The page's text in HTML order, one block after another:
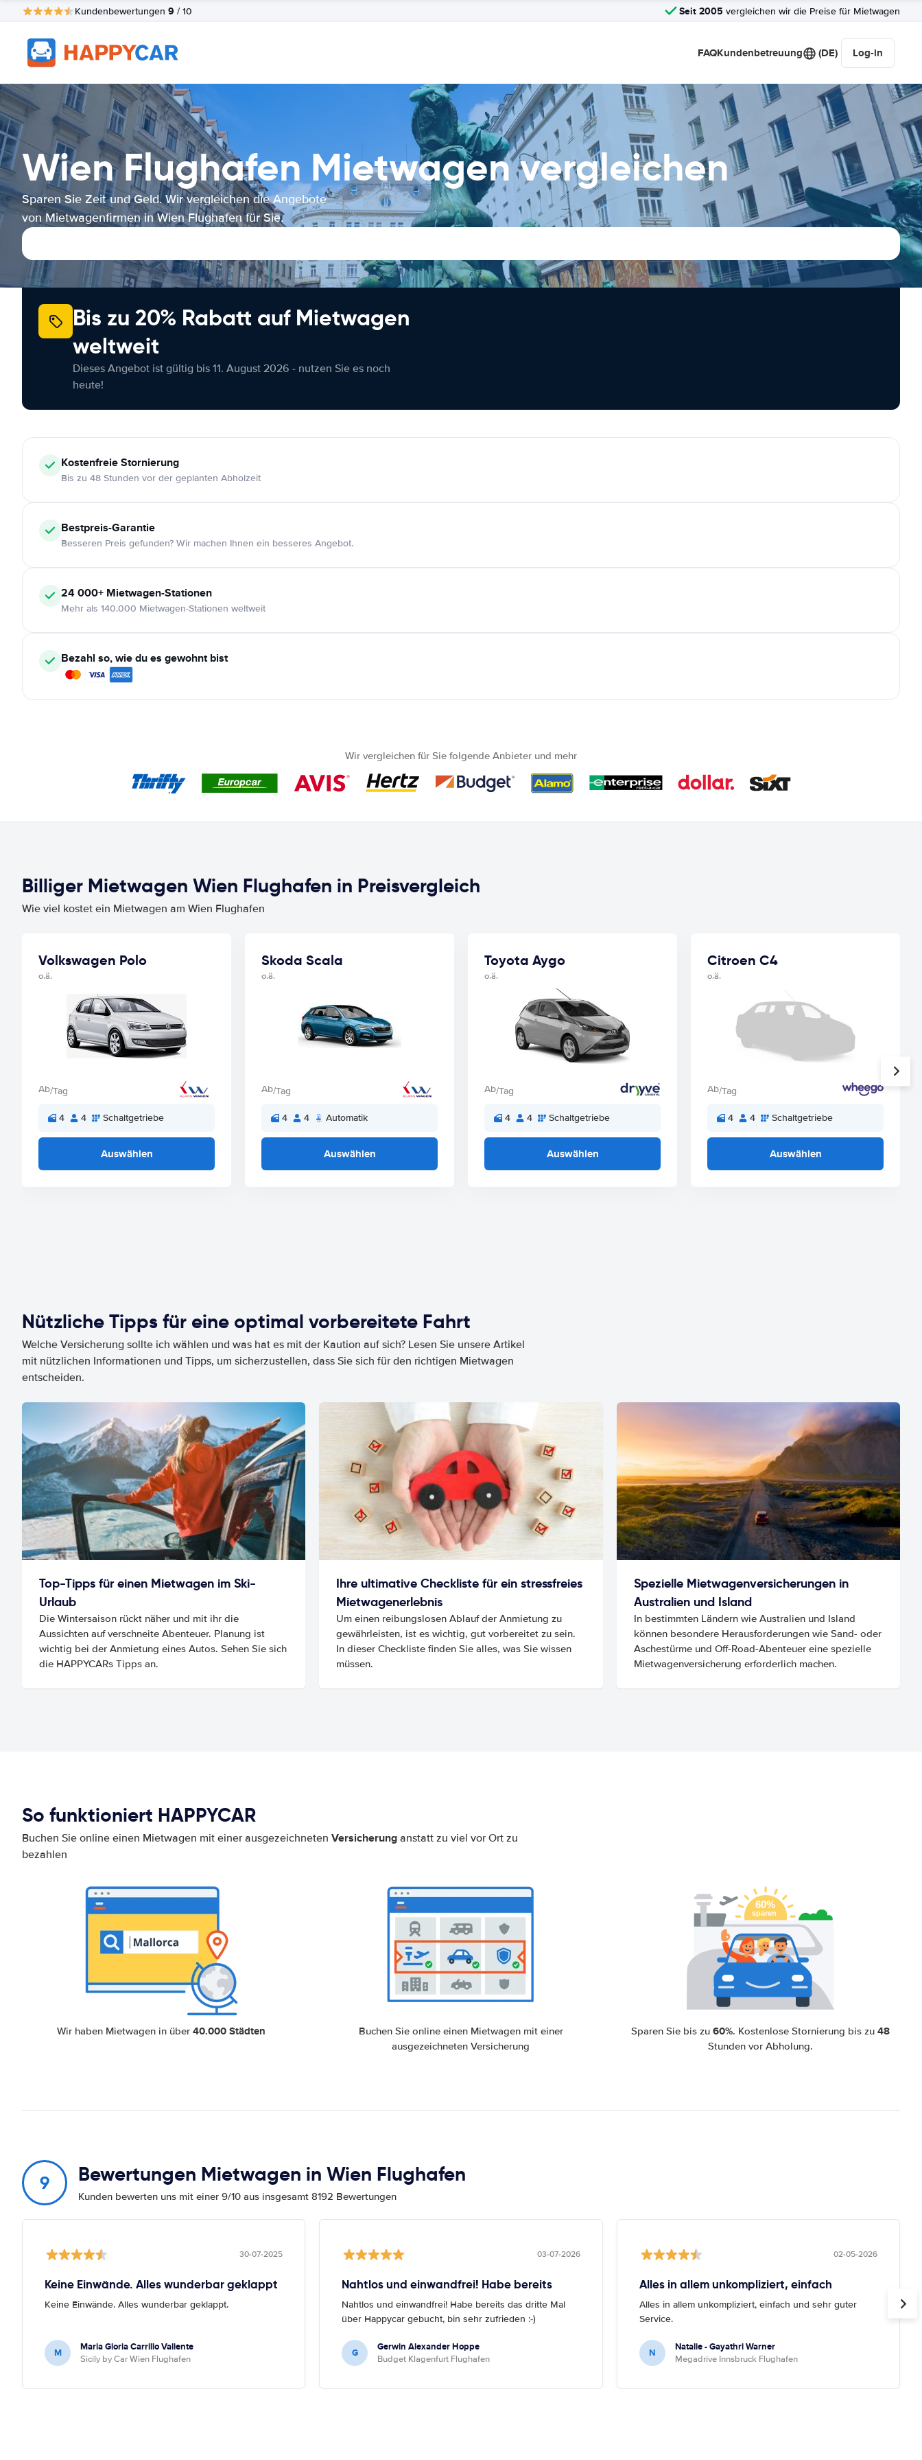
Kundenbewertungen 9 / 10 Seit 2005 vergleichen wir die Preise für Mietwagen
FAQKundenbetreuung (DE) Log-in
Wien Flughafen Mietwagen vergleichen
Sparen Sie Zeit und Geld. Wir vergleichen die Angebote
von Mietwagenfirmen in Wien Flughafen für Sie.
Bis zu 20% Rabatt auf Mietwagen
weltweit
Dieses Angebot ist gültig bis 11. August 2026 - nutzen Sie es noch
heute!
KostenfreieStornierung
Bis zu 48 Stunden vor der geplanten Abholzeit
Bestpreis-Garantie
Besseren Preis gefunden? Wir machen Ihnen ein besseres Angebot.
24 000+ Mietwagen-Stationen
Mehr als 140.000 Mietwagen-Stationen weltweit
Bezahl so, wie du es gewohnt bist
Wir vergleichen für Sie folgende Anbieter und mehr
Billiger Mietwagen Wien Flughafen in Preisvergleich
Wie viel kostet ein Mietwagen am Wien Flughafen
Volkswagen Polo
o.ä.
Ab/Tag
4 4 Schaltgetriebe
Auswählen
Skoda Scala
o.ä.
Ab/Tag
4 4 Automatik
Auswählen
Toyota Aygo
o.ä.
Ab/Tag
4 4 Schaltgetriebe
Auswählen
Citroen C4
o.ä.
Ab/Tag
4 4 Schaltgetriebe
Auswählen
Nützliche Tipps für eine optimal vorbereitete Fahrt
Welche Versicherung sollte ich wählen und was hat es mit der Kaution auf sich? Lesen Sie unsere Artikel
mit nützlichen Informationen und Tipps, um sicherzustellen, dass Sie sich für den richtigen Mietwagen
entscheiden.
Top-Tipps für einen Mietwagen im Ski-
Urlaub
Die Wintersaison rückt näher und mit ihr die
Aussichten auf verschneite Abenteuer. Planung ist
wichtig bei der Anmietung eines Autos. Sehen Sie sich
die HAPPYCARs Tipps an.
Ihre ultimative Checkliste für ein stressfreies
Mietwagenerlebnis
Um einen reibungslosen Ablauf der Anmietung zu
gewährleisten, ist es wichtig, gut vorbereitet zu sein.
In dieser Checkliste finden Sie alles, was Sie wissen
müssen.
Spezielle Mietwagenversicherungen in
Australien und Island
In bestimmten Ländern wie Australien und Island
können besondere Herausforderungen wie Sand- oder
Aschestürme und Off-Road-Abenteuer eine spezielle
Mietwagenversicherung erforderlich machen.
So funktioniert HAPPYCAR
Buchen Sie online einen Mietwagen mit einer ausgezeichneten Versicherung anstatt zu viel vor Ort zu
bezahlen
Wir haben Mietwagen in über40.000 Städten
Buchen Sie online einen Mietwagen mit einer
ausgezeichneten Versicherung
Sparen Sie bis zu60%. Kostenlose Stornierung bis zu48
Stunden vor Abholung.
9 Bewertungen Mietwagen in Wien Flughafen
Kunden bewerten uns mit einer 9/10 aus insgesamt 8192 Bewertungen
30-07-2025
Keine Einwände. Alles wunderbar geklappt
Keine Einwände. Alles wunderbar geklappt.
M Maria Gloria Carrillo Valiente
Sicily by Car Wien Flughafen
03-07-2026
Nahtlos und einwandfrei! Habe bereits
Nahtlos und einwandfrei! Habe bereits das dritte Mal
über Happycar gebucht, bin sehr zufrieden :-)
G Gerwin Alexander Hoppe
Budget Klagenfurt Flughafen
02-05-2026
Alles in allem unkompliziert, einfach
Alles in allem unkompliziert, einfach und sehr guter
Service.
N Natalie - Gayathri Warner
Megadrive Innsbruck Flughafen